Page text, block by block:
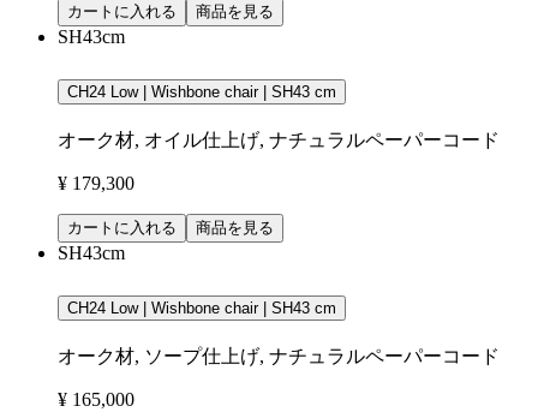
カートに入れる 商品を見る
SH43cm
CH24 Low | Wishbone chair | SH43 cm
オーク材, オイル仕上げ, ナチュラルペーパーコード
¥ 179,300
カートに入れる 商品を見る
SH43cm
CH24 Low | Wishbone chair | SH43 cm
オーク材, ソープ仕上げ, ナチュラルペーパーコード
¥ 165,000